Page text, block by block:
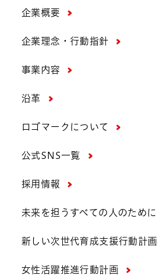
企業概要
企業理念・行動指針
事業内容
沿革
ロゴマークについて
公式SNS一覧
採用情報
未来を担うすべての人のために
新しい次世代育成支援行動計画
女性活躍推進行動計画